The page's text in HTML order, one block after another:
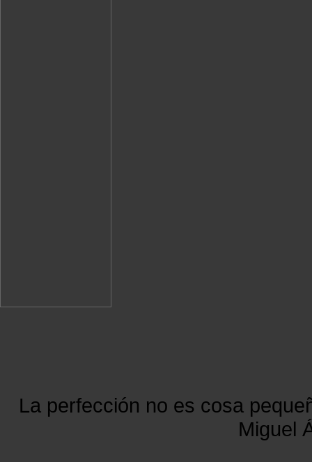
La perfección no es cosa
Miguel